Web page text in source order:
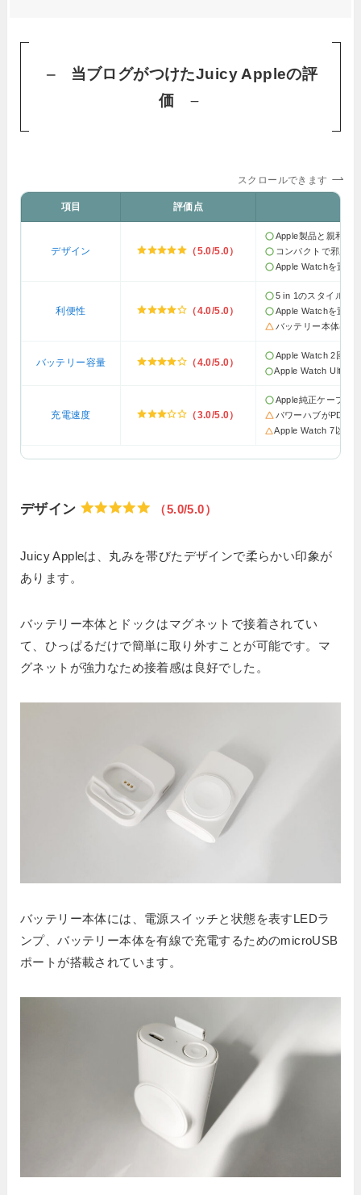
当ブログがつけたJuicy Appleの評
価
スクロールできます
項目 評価点
デザイン （5.0/5.0）
Apple製品と親和性
コンパクトで邪魔に
Apple Watchを置い
利便性 （4.0/5.0）
5 in 1のスタイルは
Apple Watchを置く
バッテリー本体は
バッテリー容量 （4.0/5.0）
Apple Watch 2回以
Apple Watch Ultra 1
充電速度 （3.0/5.0）
Apple純正ケーブル
パワーハブがPD急
Apple Watch 7以降
デザイン （5.0/5.0）
Juicy Appleは、丸みを帯びたデザインで柔らかい印象が
あります。
バッテリー本体とドックはマグネットで接着されてい
て、ひっぱるだけで簡単に取り外すことが可能です。マ
グネットが強力なため接着感は良好でした。
バッテリー本体には、電源スイッチと状態を表すLEDラ
ンプ、バッテリー本体を有線で充電するためのmicroUSB
ポートが搭載されています。